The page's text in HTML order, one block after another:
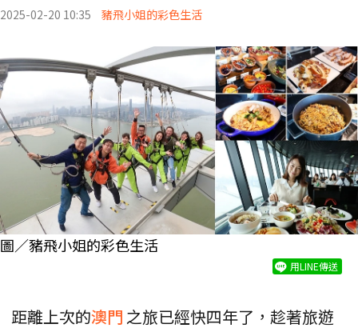
2025-02-20 10:35 豬飛小姐的彩色生活
圖／豬飛小姐的彩色生活
用LINE傳送
距離上次的澳門 之旅已經快四年了，趁著旅遊